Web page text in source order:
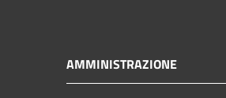
AMMINISTRAZIONE